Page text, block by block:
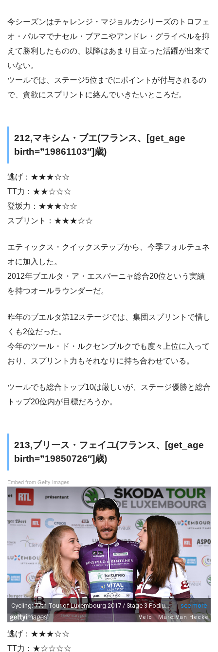
今シーズンはチャレンジ・マジョルカシリーズのトロフェ
オ・パルマでナセル・ブアニやアンドレ・グライペルを抑
えて勝利したものの、以降はあまり目立った活躍が出来て
いない。
ツールでは、ステージ5位までにポイントが付与されるの
で、貪欲にスプリントに絡んでいきたいところだ。
212,マキシム・ブエ(フランス、[get_age
birth=”19861103″]歳)
逃げ：★★★☆☆
TT力：★★☆☆☆
登坂力：★★★☆☆
スプリント：★★★☆☆
エティックス・クイックステップから、今季フォルテュネ
オに加入した。
2012年ブエルタ・ア・エスパーニャ総合20位という実績
を持つオールラウンダーだ。
昨年のブエルタ第12ステージでは、集団スプリントで惜し
くも2位だった。
今年のツール・ド・ルクセンブルクでも度々上位に入って
おり、スプリント力もそれなりに持ち合わせている。
ツールでも総合トップ10は厳しいが、ステージ優勝と総合
トップ20位内が目標だろうか。
213,ブリース・フェイユ(フランス、[get_age
birth=”19850726″]歳)
Embed from Getty Images
逃げ：★★★☆☆
TT力：★☆☆☆☆